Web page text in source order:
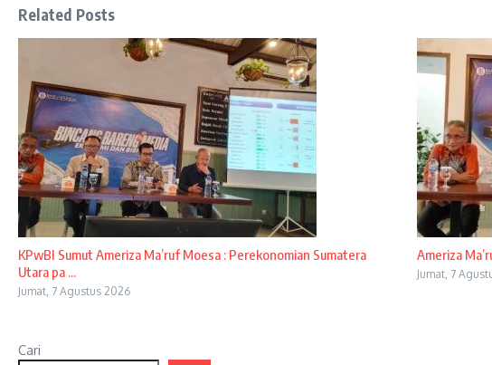
Related Posts
KPwBI Sumut Ameriza Ma’ruf Moesa : Perekonomian Sumatera
Utara pa ...
Jumat, 7 Agustus 2026
Ameriza
Jumat, 7
Cari